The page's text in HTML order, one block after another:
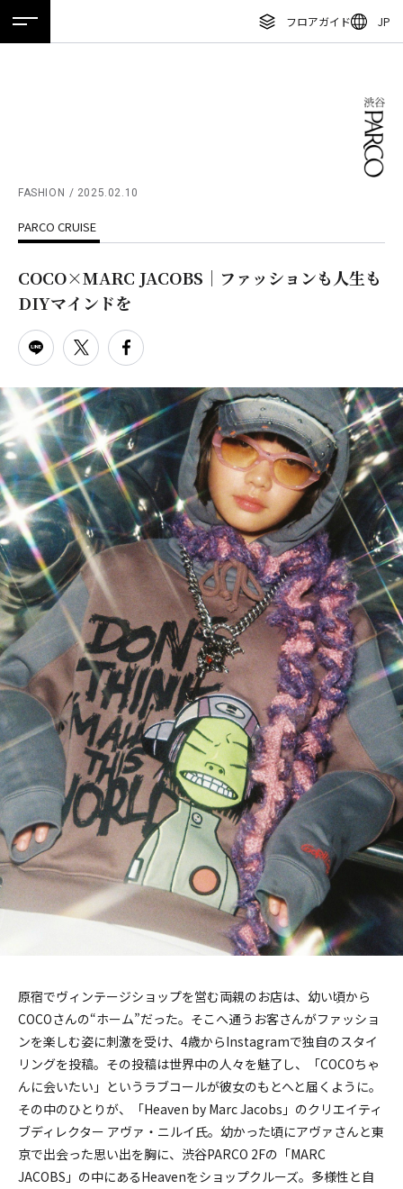
フロアガイド JP
ホーム 特集 ニュース イベント アクセス
ニュース
特集
TAX FREE
DELIVERY SERVICES
PARCOメンバーズ
オンラインストア
リクルート
ENGLISH
ภาษาไทย
日本語
FASHION 2025.02.10
PARCO CRUISE
COCO×MARC JACOBS｜ファッションも人生も
DIYマインドを
原宿でヴィンテージショップを営む両親のお店は、幼い頃から
COCOさんの“ホーム”だった。そこへ通うお客さんがファッショ
ンを楽しむ姿に刺激を受け、4歳からInstagramで独自のスタイ
リングを投稿。その投稿は世界中の人々を魅了し、「COCOちゃ
んに会いたい」というラブコールが彼女のもとへと届くように。
その中のひとりが、「Heaven by Marc Jacobs」のクリエイティ
ブディレクター アヴァ・ニルイ氏。幼かった頃にアヴァさんと東
京で出会った思い出を胸に、渋谷PARCO 2Fの「MARC
JACOBS」の中にあるHeavenをショップクルーズ。多様性と自